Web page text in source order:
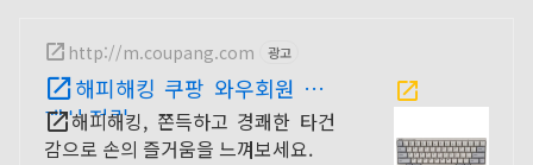
http://m.coupang.com 광고
해피해킹 쿠팡 와우회원 5%
캐시 적립
해피해킹, 쫀득하고 경쾌한 타건
감으로 손의 즐거움을 느껴보세요.